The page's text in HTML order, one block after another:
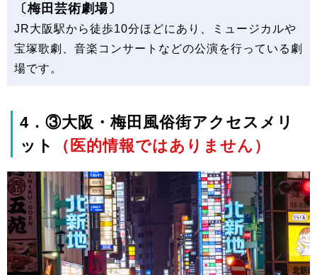
〔梅田芸術劇場〕
JR大阪駅から徒歩10分ほどにあり、ミュージカルや
宝塚歌劇、音楽コンサートなどの公演を行っている劇
場です。
4．③大阪・梅田風俗街アクセスメリ
ット
（医的情報ではありません）